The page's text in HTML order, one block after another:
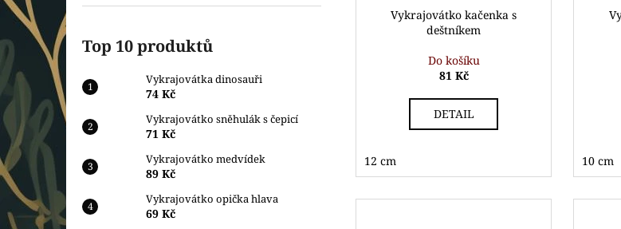
Top 10 produktů
Vykrajovátka dinosauři
74 Kč
Vykrajovátko sněhulák s čepicí
71 Kč
Vykrajovátko medvídek
89 Kč
Vykrajovátko opička hlava
69 Kč
Vykrajovátko kačenka s
deštníkem
Do košíku
81 Kč
DETAIL
12 cm 10 cm